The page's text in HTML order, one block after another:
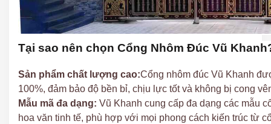
Tại sao nên chọn Cổng Nhôm Đúc Vũ
Sản phẩm chất lượng cao:Cổng nhôm đúc Vũ Khanh
100%, đảm bảo độ bền bỉ, chịu lực tốt và không bị cong
Mẫu mã đa dạng: Vũ Khanh cung cấp đa dạng các mẫu
hoa văn tinh tế, phù hợp với mọi phong cách kiến trúc từ